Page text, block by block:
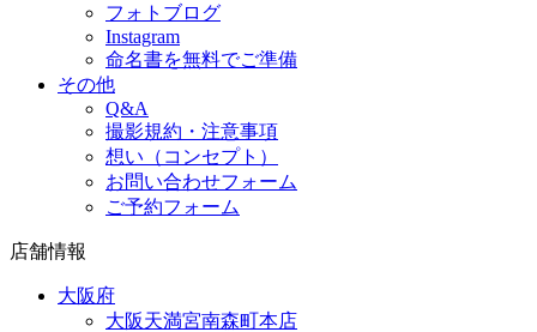
フォトブログ
Instagram
命名書を無料でご準備
その他
Q&A
撮影規約・注意事項
想い（コンセプト）
お問い合わせフォーム
ご予約フォーム
店舗情報
大阪府
大阪天満宮南森町本店